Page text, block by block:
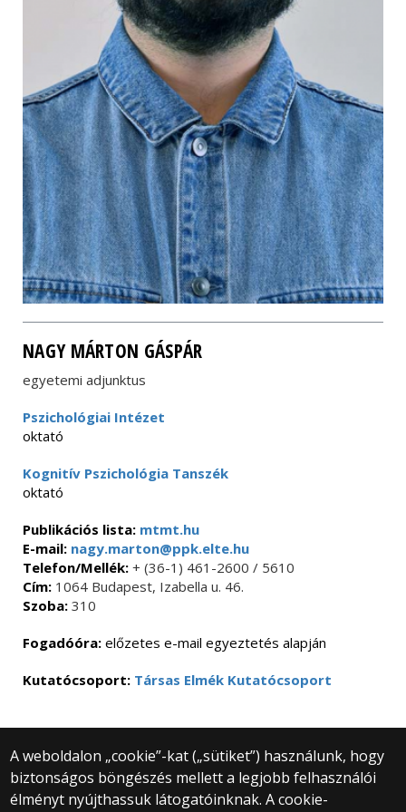
NAGY MÁRTON GÁSPÁR
egyetemi adjunktus
Pszichológiai Intézet
oktató
Kognitív Pszichológia Tanszék
oktató
Publikációs lista: mtmt.hu
E-mail: nagy.marton@ppk.elte.hu
Telefon/Mellék: + (36-1) 461-2600 / 5610
Cím: 1064 Budapest, Izabella u. 46.
Szoba: 310
Fogadóóra: előzetes e-mail egyeztetés alapján
Kutatócsoport: Társas Elmék Kutatócsoport
A weboldalon „cookie”-kat („sütiket”) használunk, hogy
biztonságos böngészés mellett a legjobb felhasználói
élményt nyújthassuk látogatóinknak. A cookie-
© 2025 Eötvös Loránd Tudományegyetem
Minden jog fenntartva.